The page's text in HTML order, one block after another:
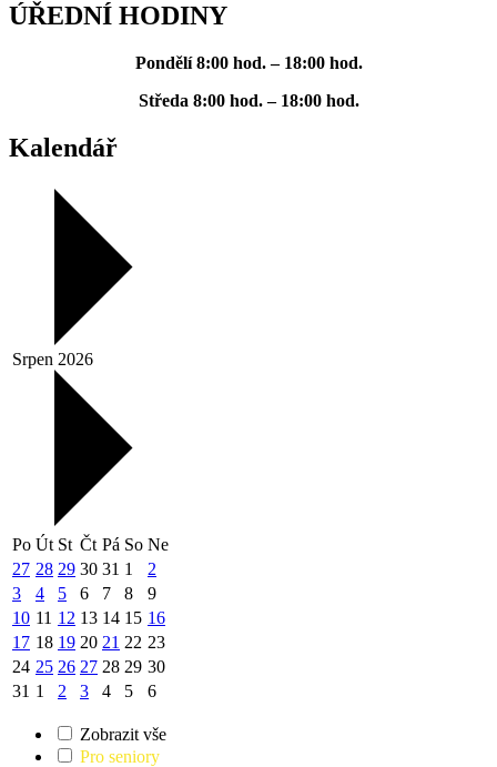
ÚŘEDNÍ HODINY
Pondělí 8:00 hod. – 18:00 hod.
Středa 8:00 hod. – 18:00 hod.
Kalendář
Srpen 2026
Po Út St Čt Pá So Ne
27 28 29 30 31 1
2
3
4 5 6 7 8
9
10 11 12 13 14 15 16
17 18 19 20 21 22 23
24 25 26 27 28 29 30
31 1 2 3 4 5 6
Zobrazit vše
Pro seniory